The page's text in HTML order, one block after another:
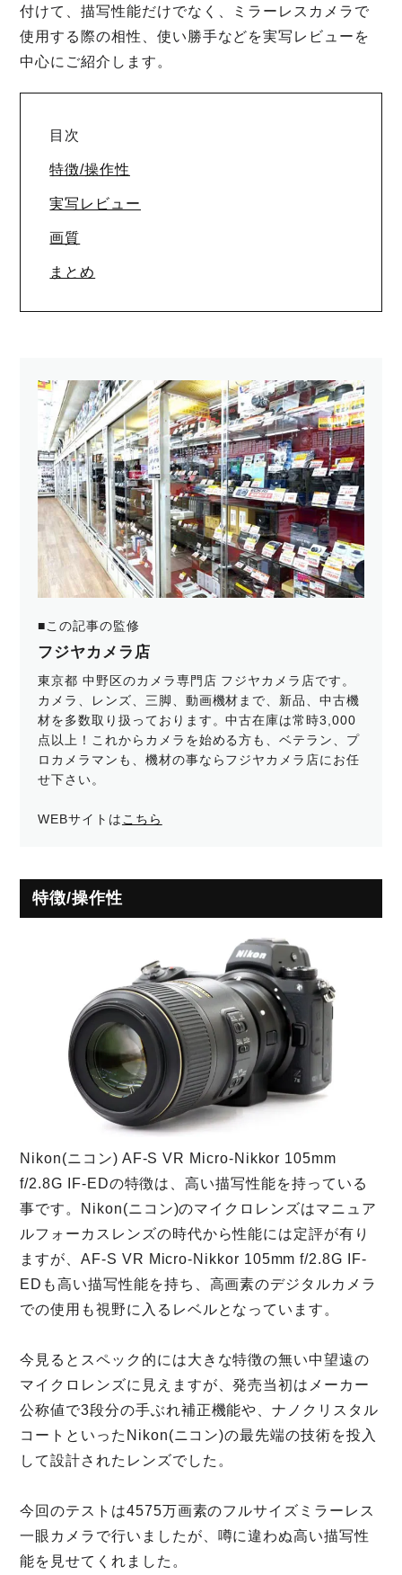
付けて、描写性能だけでなく、ミラーレスカメラで
使用する際の相性、使い勝手などを実写レビューを
中心にご紹介します。
目次
特徴/操作性
実写レビュー
画質
まとめ
■この記事の監修
フジヤカメラ店
東京都 中野区のカメラ専門店 フジヤカメラ店です。
カメラ、レンズ、三脚、動画機材まで、新品、中古機
材を多数取り扱っております。中古在庫は常時3,000
点以上！これからカメラを始める方も、ベテラン、プ
ロカメラマンも、機材の事ならフジヤカメラ店にお任
せ下さい。
WEBサイトは こちら
特徴/操作性
Nikon(ニコン) AF-S VR Micro-Nikkor 105mm
f/2.8G IF-EDの特徴は、高い描写性能を持っている
事です。Nikon(ニコン)のマイクロレンズはマニュア
ルフォーカスレンズの時代から性能には定評が有り
ますが、AF-S VR Micro-Nikkor 105mm f/2.8G IF-
EDも高い描写性能を持ち、高画素のデジタルカメラ
での使用も視野に入るレベルとなっています。
今見るとスペック的には大きな特徴の無い中望遠の
マイクロレンズに見えますが、発売当初はメーカー
公称値で3段分の手ぶれ補正機能や、ナノクリスタル
コートといったNikon(ニコン)の最先端の技術を投入
して設計されたレンズでした。
今回のテストは4575万画素のフルサイズミラーレス
一眼カメラで行いましたが、噂に違わぬ高い描写性
能を見せてくれました。